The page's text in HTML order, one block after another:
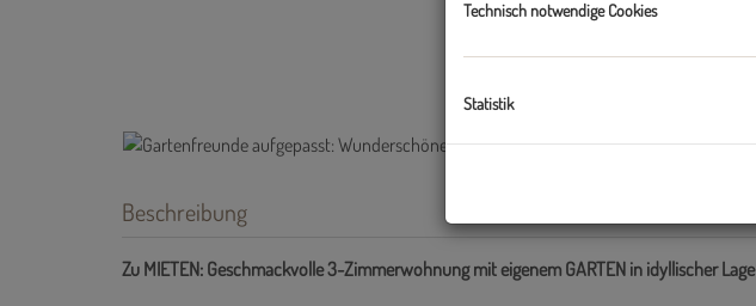
Beschreibung
Zu MIETEN: Geschmackvolle 3-Zimmerwohnung mit eigenem GARTEN in idyllischer Lage
Technisch notwendige Cookies
Statistik